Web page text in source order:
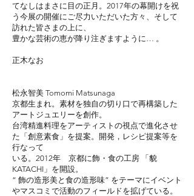
てなしはまさに目の正月。2017年の幕開けを祝
う今展の開催にご尽力いただいた方々、そして
訪れた皆さまの上に、
豊かな芸術の恵が降り注ぎますように… 。
正木なお
松永智美 Tomomi Matsunaga
京都生まれ。素材を独自の切り口で再構築した
アートジュエリーを創作。
台湾精進料理をアーティストの視点で進化させ
た「創意素食」を提案。開発，レシピ提案等を
行なって
いる。2012年 京都に飾・食の工房 「貌
KATACHI」を開設。
“ 飾の造形美と食の造形味” をテーマにイベント
やマスコミで活動のフィールドを拡げている。